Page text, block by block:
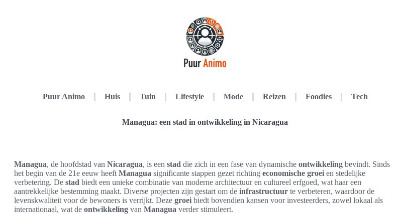
Puur Animo Huis Tuin Lifestyle Mode Reizen Foodies Tech
Managua: een stad in ontwikkeling in Nicaragua
Managua, de hoofdstad van Nicaragua, is een stad die zich in een fase van dynamische ontwikkeling bevindt. Sinds
het begin van de 21e eeuw heeft Managua significante stappen gezet richting economische groei en stedelijke
verbetering. De stad biedt een unieke combinatie van moderne architectuur en cultureel erfgoed, wat haar een
aantrekkelijke bestemming maakt. Diverse projecten zijn gestart om de infrastructuur te verbeteren, waardoor de
levenskwaliteit voor de bewoners is verrijkt. Deze groei biedt bovendien kansen voor investeerders, zowel lokaal als
internationaal, wat de ontwikkeling van Managua verder stimuleert.